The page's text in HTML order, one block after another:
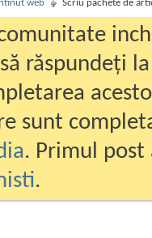
web Scriu pachete de
răspundeți
sunt
. Primul
.